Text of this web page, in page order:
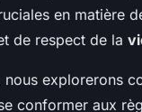
en matière
de respect de la
nous explorerons
conformer aux